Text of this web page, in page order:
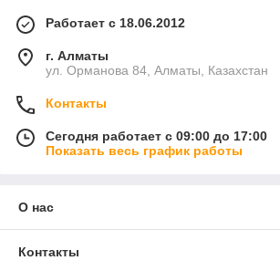
Работает с 18.06.2012
г. Алматы
ул. Орманова 84, Алматы, Казахстан
Контакты
Сегодня работает с 09:00 до 17:00
Показать весь график работы
О нас
Контакты